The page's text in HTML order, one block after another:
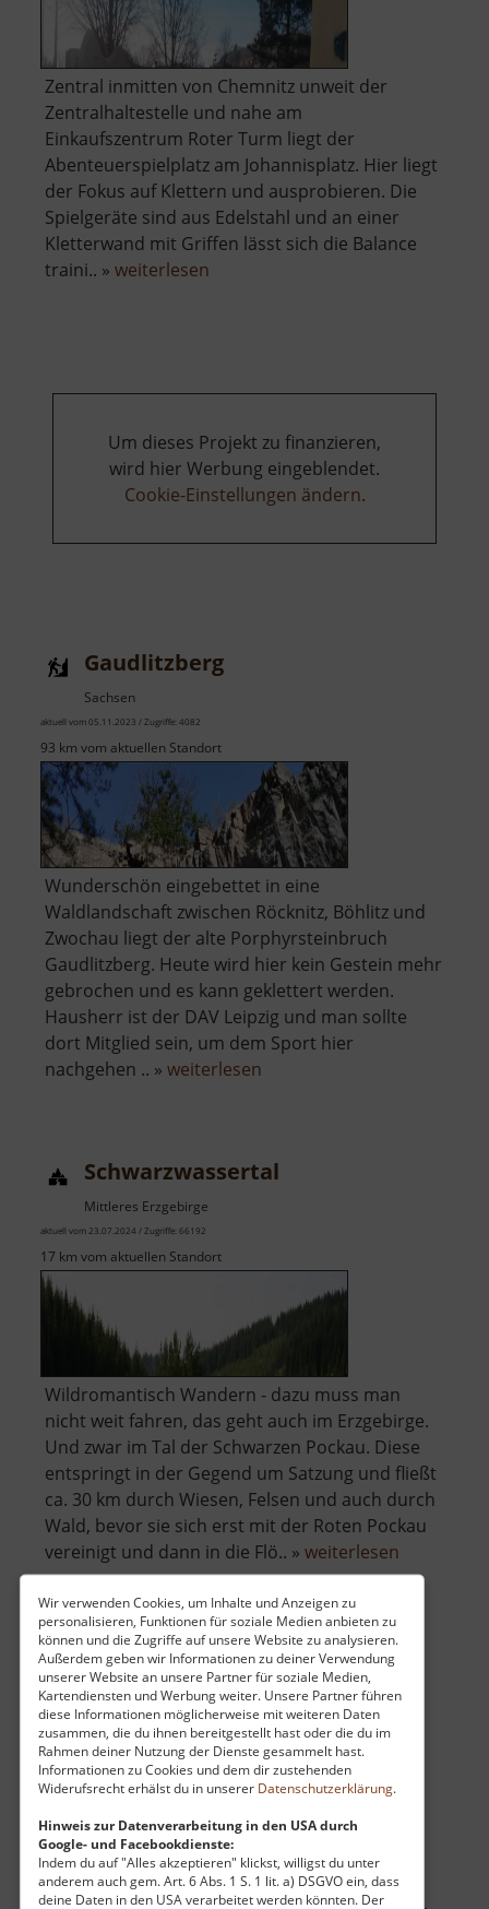
Wir verwenden Cookies, um Inhalte und Anzeigen zu
personalisieren, Funktionen für soziale Medien anbieten zu
können und die Zugriffe auf unsere Website zu analysieren.
Außerdem geben wir Informationen zu deiner Verwendung
unserer Website an unsere Partner für soziale Medien,
Kartendiensten und Werbung weiter. Unsere Partner führen
diese Informationen möglicherweise mit weiteren Daten
zusammen, die du ihnen bereitgestellt hast oder die du im
Rahmen deiner Nutzung der Dienste gesammelt hast.
Informationen zu Cookies und dem dir zustehenden
Widerufsrecht erhälst du in unserer Datenschutzerklärung.
Hinweis zur Datenverarbeitung in den USA durch
Google- und Facebookdienste:
Indem du auf "Alles akzeptieren" klickst, willigst du unter
anderem auch gem. Art. 6 Abs. 1 S. 1 lit. a) DSGVO ein, dass
deine Daten in den USA verarbeitet werden könnten. Der
Zentral inmitten von Chemnitz unweit der
Zentralhaltestelle und nahe am
Einkaufszentrum Roter Turm liegt der
Abenteuerspielplatz am Johannisplatz. Hier liegt
der Fokus auf Klettern und ausprobieren. Die
Spielgeräte sind aus Edelstahl und an einer
Kletterwand mit Griffen lässt sich die Balance
traini.. » weiterlesen
Um dieses Projekt zu finanzieren,
wird hier Werbung eingeblendet.
Cookie-Einstellungen ändern.
Gaudlitzberg
Sachsen
aktuell vom 05.11.2023 / Zugriffe: 4082
93 km vom aktuellen Standort
Wunderschön eingebettet in eine
Waldlandschaft zwischen Röcknitz, Böhlitz und
Zwochau liegt der alte Porphyrsteinbruch
Gaudlitzberg. Heute wird hier kein Gestein mehr
gebrochen und es kann geklettert werden.
Hausherr ist der DAV Leipzig und man sollte
dort Mitglied sein, um dem Sport hier
nachgehen .. » weiterlesen
Schwarzwassertal
Mittleres Erzgebirge
aktuell vom 23.07.2024 / Zugriffe: 66192
17 km vom aktuellen Standort
Wildromantisch Wandern - dazu muss man
nicht weit fahren, das geht auch im Erzgebirge.
Und zwar im Tal der Schwarzen Pockau. Diese
entspringt in der Gegend um Satzung und fließt
ca. 30 km durch Wiesen, Felsen und auch durch
Wald, bevor sie sich erst mit der Roten Pockau
vereinigt und dann in die Flö.. » weiterlesen
Uferstein
Klettern / Osterzgebirge
aktuell vom 01.03.2025 / Zugriffe: 5557
62 km vom aktuellen Standort
Wie der Name schon sagt, liegt der Uferstein
direkt am Ufer der Müglitz. Blickt man hinüber,